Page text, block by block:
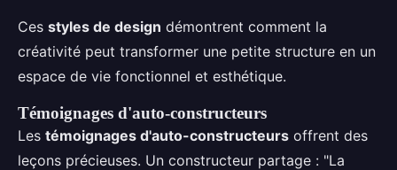
Ces styles de design démontrent comment la
créativité peut transformer une petite structure en un
espace de vie fonctionnel et esthétique.
Témoignages d'auto-constructeurs
Les témoignages d'auto-constructeurs offrent des
leçons précieuses. Un constructeur partage : "La